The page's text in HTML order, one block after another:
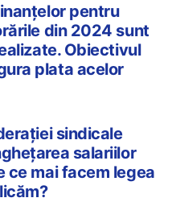
pentru
din 2024 sunt
Obiectivul
plata acelor
sindicale
salariilor
ce mai facem legea